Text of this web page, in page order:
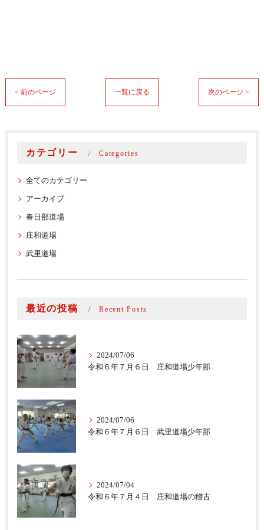
< 前のページ 一覧に戻る 次のページ >
カテゴリー Categories
全てのカテゴリー
アーカイブ
春日部道場
庄和道場
武里道場
最近の投稿 Recent Posts
2024/07/06
令和６年７月６日 庄和道場少年部
2024/07/06
令和６年７月６日 武里道場少年部
2024/07/04
令和６年７月４日 庄和道場の稽古